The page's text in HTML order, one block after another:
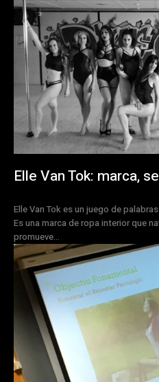
Elle Van Tok: marca,
Elle Van Tok es un juego de
Es una marca de ropa interior que
promueve...